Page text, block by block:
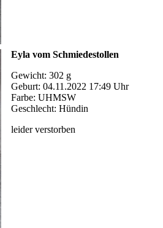
Eyla vom Schmiedestollen
Gewicht: 302 g
Geburt: 04.11.2022 17:49 Uhr
Farbe: UHMSW
Geschlecht: Hündin
leider verstorben